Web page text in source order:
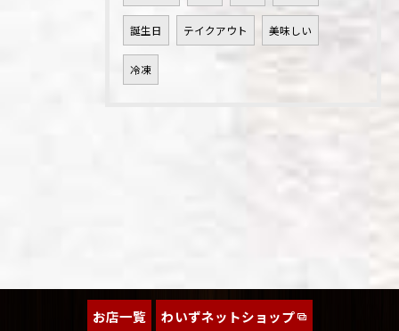
誕生日 テイクアウト 美味しい
冷凍
お店一覧 わいずネットショップ